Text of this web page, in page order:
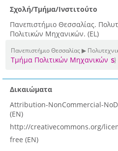
Σχολή/Τμήμα/Ινστιτούτο
Πανεπιστήμιο Θεσσαλίας.
Πολιτικών Μηχανικών. (EL)
Πανεπιστήμιο Θεσσαλίας ▶
Τμήμα Πολιτικών Μηχανικών
Δικαιώματα
Attribution-NonCommercial-
(EN)
http://creativecommons.org/
free (EN)